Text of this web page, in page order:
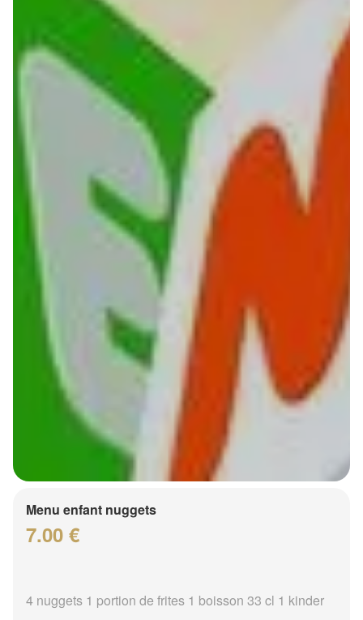
Menu enfant nuggets
7.00 €
4 nuggets 1 portion de frites 1 boisson 33 cl 1 kinder